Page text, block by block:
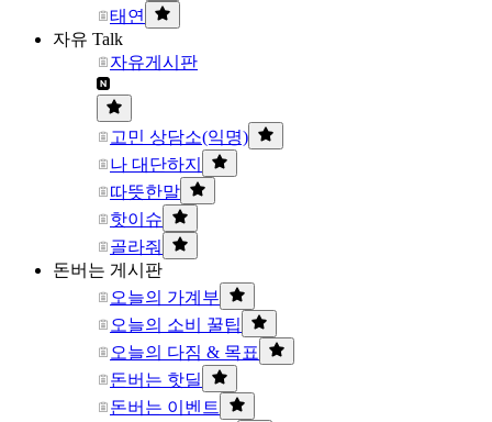
태연
자유 Talk
자유게시판
고민 상담소(익명)
나 대단하지
따뜻한말
핫이슈
골라줘
돈버는 게시판
오늘의 가계부
오늘의 소비 꿀팁
오늘의 다짐 & 목표
돈버는 핫딜
돈버는 이벤트